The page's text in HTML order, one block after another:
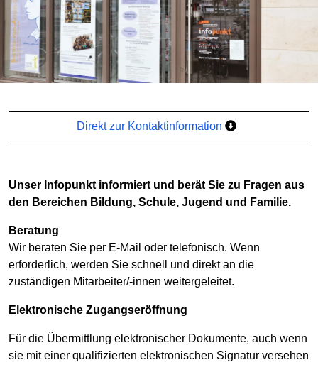
Direkt zur Kontaktinformation
Unser Infopunkt informiert und berät Sie zu Fragen aus
den Bereichen Bildung, Schule, Jugend und Familie.
Beratung
Wir beraten Sie per E-Mail oder telefonisch. Wenn
erforderlich, werden Sie schnell und direkt an die
zuständigen Mitarbeiter/-innen weitergeleitet.
Elektronische Zugangseröffnung
Für die Übermittlung elektronischer Dokumente, auch wenn
sie mit einer qualifizierten elektronischen Signatur versehen